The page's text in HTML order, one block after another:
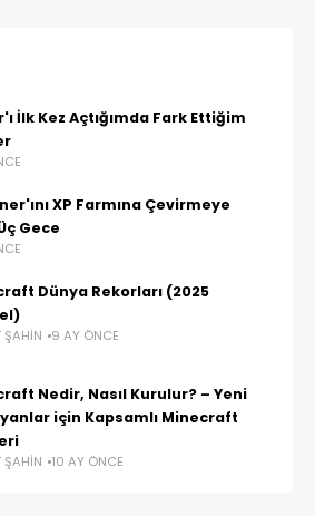
İlk Kez Açtığımda Fark Ettiğim
XP Farmına Çevirmeye
Gece
Dünya Rekorları (2025
ŞAHIN 9 AY ÖNCE
Nedir, Nasıl Kurulur? – Yeni
için Kapsamlı Minecraft
ŞAHIN 10 AY ÖNCE